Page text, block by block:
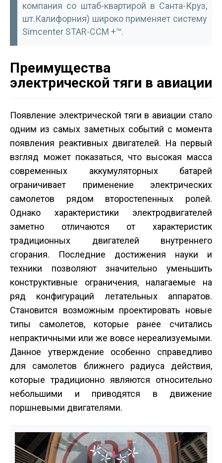
компания со штаб-квартирой в Санта-Круз,
шт.Калифорния) широко применяет систему
Simcenter STAR-CCM +™.
Преимущества
электрической тяги в авиации
Появление электрической тяги в авиации стало
одним из самых заметных событий с момента
появления реактивных двигателей. На первый
взгляд может показаться, что высокая масса
современных аккумуляторных батарей
ограничивает применение электрических
самолетов рядом второстепенных ролей.
Однако характеристики электродвигателей
заметно отличаются от характеристик
традиционных двигателей внутреннего
сгорания. Последние достижения науки и
техники позволяют значительно уменьшить
конструктивные ограничения, налагаемые на
ряд конфигураций летательных аппаратов.
Становится возможным проектировать новые
типы самолетов, которые ранее считались
непрактичными или же вовсе нереализуемыми.
Данное утверждение особенно справедливо
для самолетов ближнего радиуса действия,
которые традиционно являются относительно
небольшими и приводятся в движение
поршневыми двигателями.